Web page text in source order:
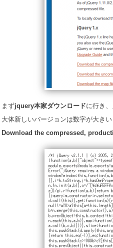
まずjquery本家ダウンロードに行き
大体新しいバージョンは数字が大きい
Download the compressed,